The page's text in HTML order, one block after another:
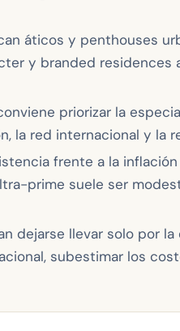
áticos y penthouses
y branded residences
priorizar la
la red internacional y la
frente a la
prime suele ser
dejarse llevar solo por
subestimar los